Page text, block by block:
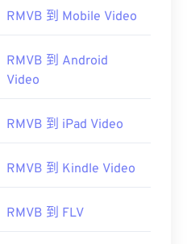
RMVB 到 Mobile Video
RMVB 到 Android
Video
RMVB 到 iPad Video
RMVB 到 Kindle Video
RMVB 到 FLV